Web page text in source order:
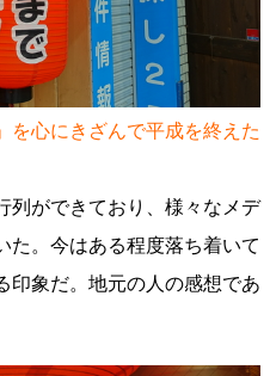
を心にきざんで平成を終えた
列ができており、様々なメデ
た。今はある程度落ち着いて
印象だ。地元の人の感想であ